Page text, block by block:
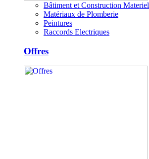
Bâtiment et Construction Materiel
Matériaux de Plomberie
Peintures
Raccords Electriques
Offres